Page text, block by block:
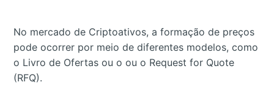
No mercado de Criptoativos, a formação de preços
pode ocorrer por meio de diferentes modelos, como
o Livro de Ofertas ou o ou o Request for Quote
(RFQ).